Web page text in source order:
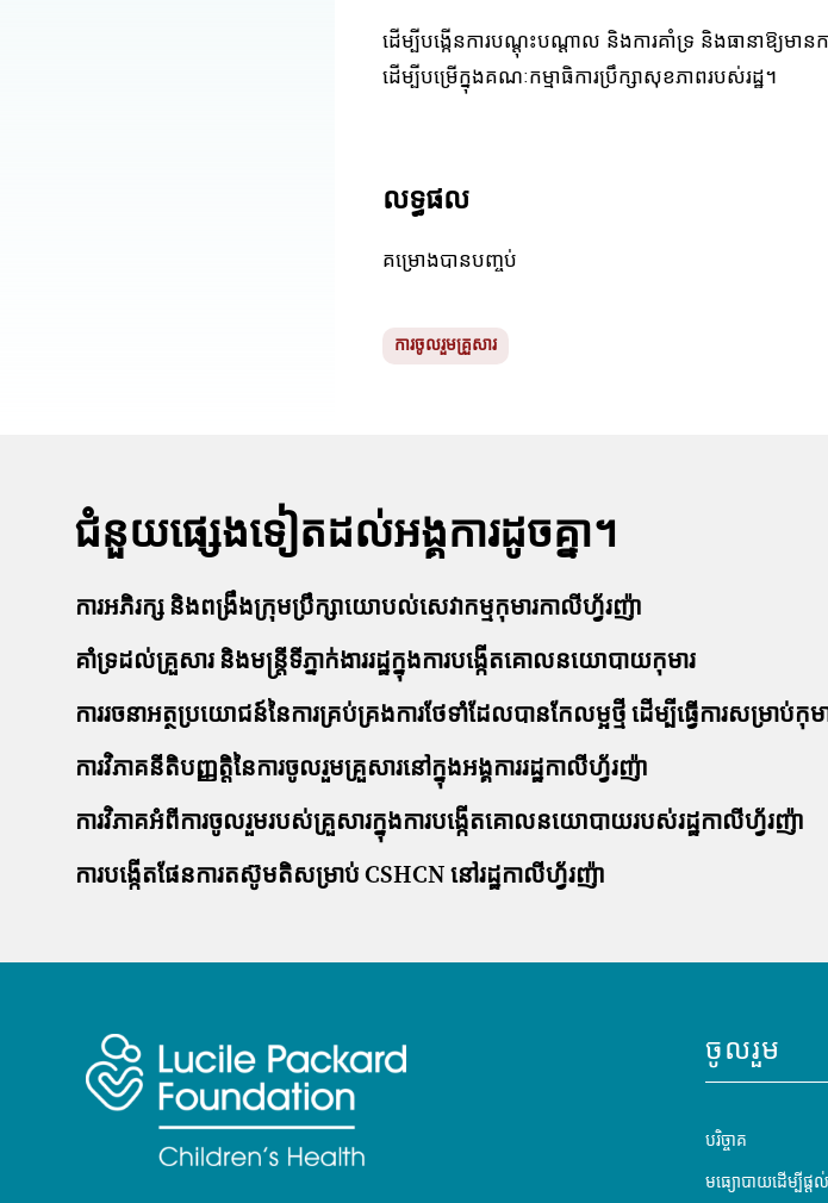
ដើម្បីបង្កើនការបណ្តុះបណ្តាល និងការគាំទ្រ និងធានាឱ្យមា
ដើម្បីបម្រើក្នុងគណៈកម្មាធិការប្រឹក្សាសុខភាពរបស់រដ្ឋ។
លទ្ធផល
គម្រោងបានបញ្ចប់
ការចូលរួមគ្រួសារ
ជំនួយផ្សេងទៀតដល់អង្គការដូចគ្នា។
ការអភិរក្ស និងពង្រឹងក្រុមប្រឹក្សាយោបល់សេវាកម្មកុមារកាលីហ្វ័រញ៉ា
គាំទ្រដល់គ្រួសារ និងមន្ត្រីទីភ្នាក់ងាររដ្ឋក្នុងការបង្កើតគោលនយោបាយកុមារ
ការរចនាអត្ថប្រយោជន៍នៃការគ្រប់គ្រងការថែទាំដែលបានកែលម្អថ្មី ដើម្បីធ្វើការសម្រាប់កុ
ការវិភាគនីតិបញ្ញត្តិនៃការចូលរួមគ្រួសារនៅក្នុងអង្គការរដ្ឋកាលីហ្វ័រញ៉ា
ការវិភាគអំពីការចូលរួមរបស់គ្រួសារក្នុងការបង្កើតគោលនយោបាយរបស់រដ្ឋកាលីហ្វ័រញ៉ា
ការបង្កើតផែនការតស៊ូមតិសម្រាប់ CSHCN នៅរដ្ឋកាលីហ្វ័រញ៉ា
ចូលរួម
បរិច្ចាគ
មធ្យោបាយដើម្បីផ្ត